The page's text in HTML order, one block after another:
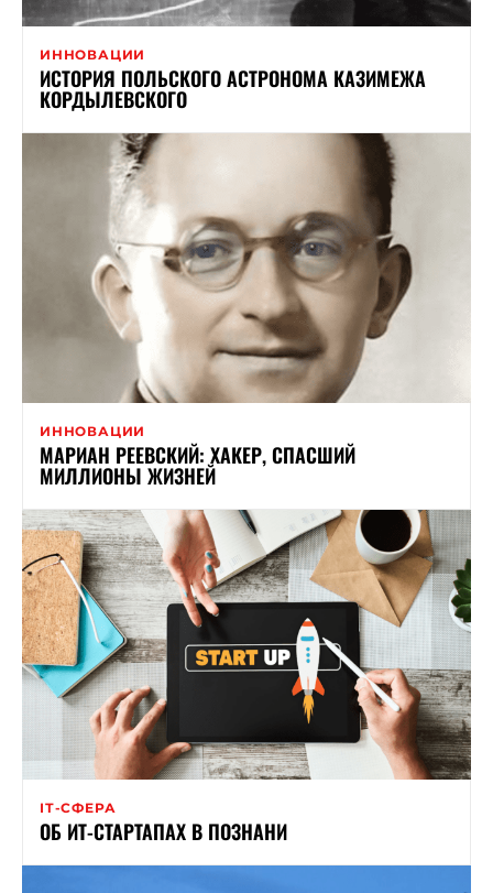
ИННОВАЦИИ
ИСТОРИЯ ПОЛЬСКОГО АСТРОНОМА КАЗИМЕЖА
КОРДЫЛЕВСКОГО
ИННОВАЦИИ
МАРИАН РЕЕВСКИЙ: ХАКЕР, СПАСШИЙ
МИЛЛИОНЫ ЖИЗНЕЙ
ІТ-СФЕРА
ОБ ИТ-СТАРТАПАХ В ПОЗНАНИ